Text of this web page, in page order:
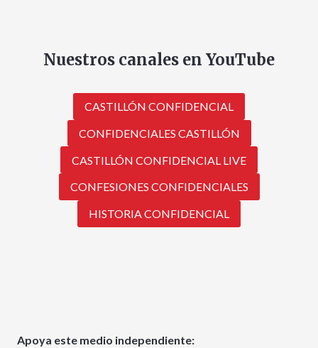
Nuestros canales en YouTube
CASTILLÓN CONFIDENCIAL
CONFIDENCIALES CASTILLÓN
CASTILLÓN CONFIDENCIAL LIVE
CONFESIONES CONFIDENCIALES
HISTORIA CONFIDENCIAL
Apoya este medio independiente: